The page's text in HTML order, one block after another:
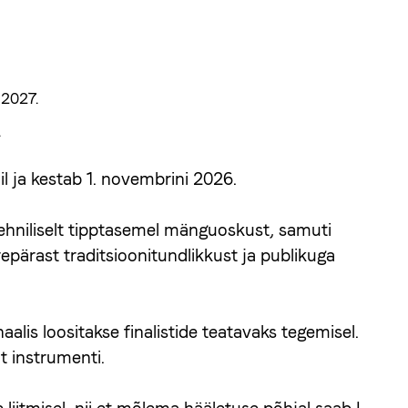
ja kestab 1. novembrini 2026.
tipptasemel mänguoskust, samuti
traditsioonitundlikkust ja publikuga
loositakse finalistide teatavaks tegemisel.
instrumenti.